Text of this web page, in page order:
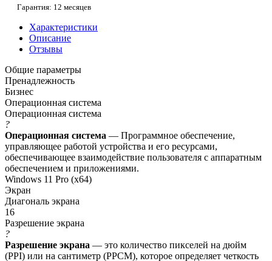
Гарантия: 12 месяцев
Характеристики
Описание
Отзывы
Общие параметры
Пренадлежность
Бизнес
Операционная система
Операционная система
?
Операционная система — Программное обеспечение,
управляющее работой устройства и его ресурсами,
обеспечивающее взаимодействие пользователя с аппаратным
обеспечением и приложениями.
Windows 11 Pro (x64)
Экран
Диагональ экрана
16
Разрешение экрана
?
Разрешение экрана — это количество пикселей на дюйм
(PPI) или на сантиметр (PPCM), которое определяет четкость